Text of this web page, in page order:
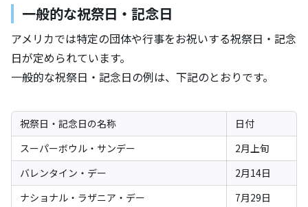
一般的な祝祭日・記念日
アメリカでは特定の団体や行事をお祝いする祝祭日・記念
日が定められています。
一般的な祝祭日・記念日の例は、下記のとおりです。
祝祭日・記念日の名称
日付
スーパーボウル・サンデー
2月上旬
バレンタイン・デー
2月14日
ナショナル・ラザニア・デー
7月29日